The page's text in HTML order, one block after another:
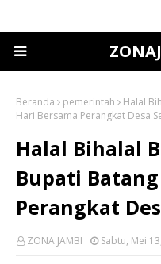
Beranda pemerintah
Halal
Hari Bersama Perangkat Desa
Halal Bihalal
Bupati
Perangkat
ZONA JAMBI Sabtu, Mei